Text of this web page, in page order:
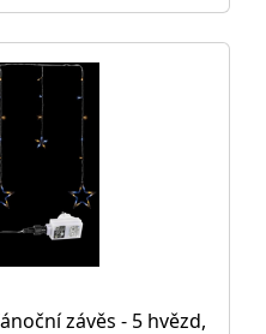
závěs - 5 hvězd,